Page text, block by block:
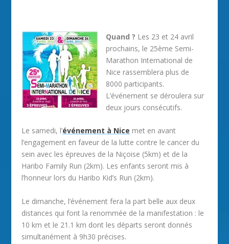
Quand ? Les 23 et 24 avril
prochains, le 25ème Semi-
Marathon International de
Nice rassemblera plus de
8000 participants.
L’événement se déroulera sur
deux jours consécutifs.
Le samedi, l’événement à Nice met en avant
l’engagement en faveur de la lutte contre le cancer du
sein avec les épreuves de la Niçoise (5km) et de la
Haribo Family Run (2km). Les enfants seront mis à
l’honneur lors du Haribo Kid’s Run (2km).
Le dimanche, l’événement fera la part belle aux deux
distances qui font la renommée de la manifestation : le
10 km et le 21.1 km dont les départs seront donnés
simultanément à 9h30 précises.